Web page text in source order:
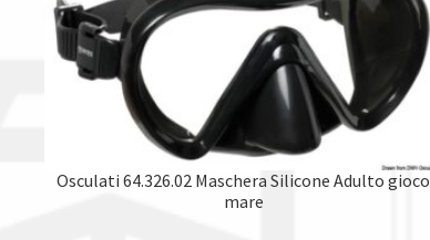
Osculati 64.326.02 Maschera Silicone Adulto gioco
mare